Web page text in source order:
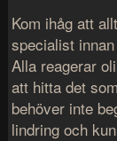
Kom ihåg att
specialist
Alla reagerar
att hitta det
behöver inte
lindring och